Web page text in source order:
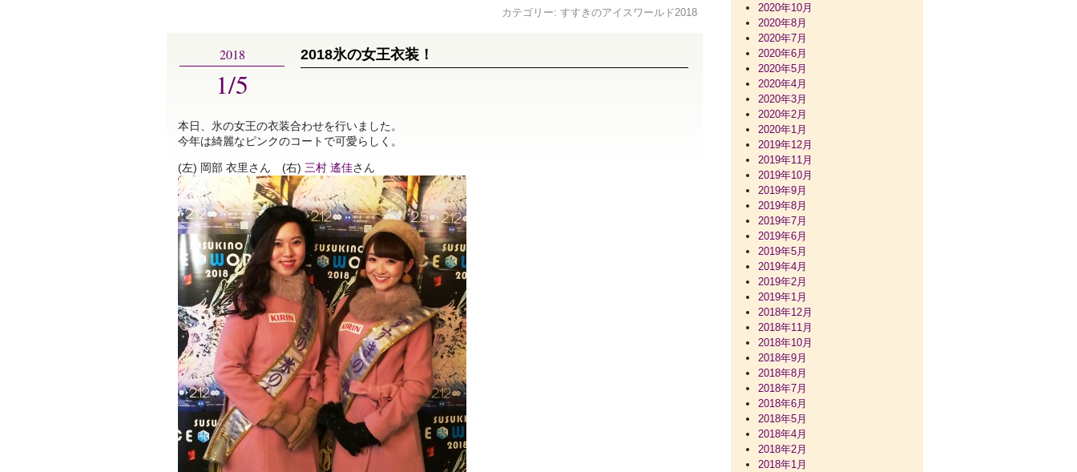
カテゴリー: すすきのアイスワールド2018
2018
1/5
2018氷の女王衣装！
本日、氷の女王の衣装合わせを行いました。
今年は綺麗なピンクのコートで可愛らしく。
(左) 岡部 衣里さん (右)三村 遙佳さん
2020年10月
2020年8月
2020年7月
2020年6月
2020年5月
2020年4月
2020年3月
2020年2月
2020年1月
2019年12月
2019年11月
2019年10月
2019年9月
2019年8月
2019年7月
2019年6月
2019年5月
2019年4月
2019年2月
2019年1月
2018年12月
2018年11月
2018年10月
2018年9月
2018年8月
2018年7月
2018年6月
2018年5月
2018年4月
2018年2月
2018年1月